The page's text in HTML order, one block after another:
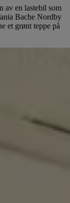
av en lastebil som
Bache Nordby
et grønt teppe på